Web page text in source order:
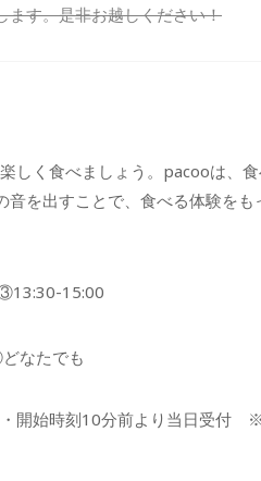
ます。是非お越しください！
しく食べましょう。pacooは、
を出すことで、食べる体験を
15:00
なたでも
開始時刻10分前より当日受付